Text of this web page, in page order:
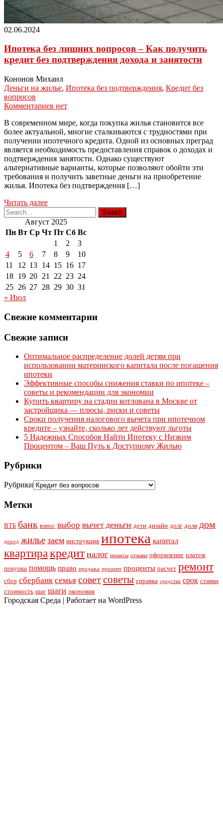
02.06.2024
Ипотека без лишних вопросов – Как получить
кредит без подтверждения дохода и занятости
Кононов Михаил
Деньги на жилье, Ипотека без подтверждения, Кредит без
вопросов
Комментариев нет
В современном мире, когда покупка жилья становится все
более актуальной, многие сталкиваются с трудностями при
получении ипотечного кредита. Одной из основных преград
является необходимость предоставления справок о доходах и
подтверждения занятости. Однако существуют
альтернативные варианты, которые позволяют обойти эти
требования и получить заветные деньги на приобретение
жилья. Ипотека без подтверждения […]
Читать далее
Август 2025
Пн Вт Ср Чт Пт Сб Вс
1
2
3
4
5 6 7 8 9
10
11
12 13 14 15 16 17
18 19 20 21 22 23 24
25 26 27 28 29 30 31
« Июл
Свежие комментарии
Свежие записи
Оптимальное распределение долей детям при
использовании материнского капитала после погашения
ипотеки
Эффективные способы снижения ставки по ипотеке –
советы и рекомендации для экономии
Купить квартиру на стадии котлована в Москве от
застройщика — плюсы, риски и советы
Сроки получения налогового вычета при ипотечном
кредите – узнайте, сколько лет действуют льготы
5 Надежных Способов Найти Ипотеку с Низким
Процентом – Ваш Путь к Доступному Жилью
Рубрики
Рубрики
Метки
ВТБ банк взнос выбор вычет деньги дети дизайн долг доля дом
доход жилье заем инструкция ипотека капитал
квартиракредит налог нюансы отзывы оформление платеж
покупка помощь право продажа процент проценты расчет ремонт
сбер сбербанк семья советсоветы справка средства срок ставки
стоимость шаг шаги экономия
Городская Среда | Работает на WordPress